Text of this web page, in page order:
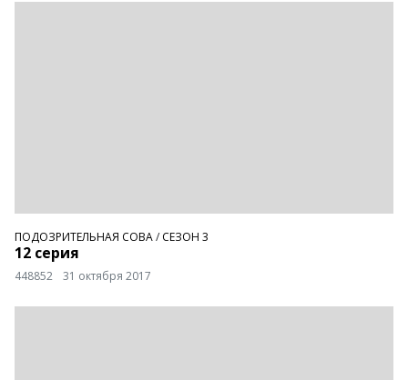
ПОДОЗРИТЕЛЬНАЯ СОВА/ СЕЗОН 3
12 серия
448852 31 октября 2017